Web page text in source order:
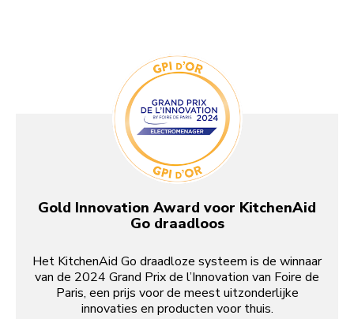
Gold Innovation Award voor KitchenAid
Go draadloos
Het KitchenAid Go draadloze systeem is de winnaar
van de 2024 Grand Prix de l’Innovation van Foire de
Paris, een prijs voor de meest uitzonderlijke
innovaties en producten voor thuis.